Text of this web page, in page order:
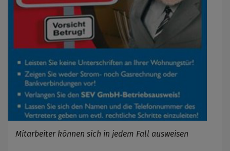
Mitarbeiter können sich in jedem Fall ausweisen
Cookie Laufzeit